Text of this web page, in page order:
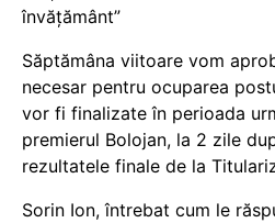
învățământ”
Săptămâna viitoare vom
necesar pentru ocuparea
vor fi finalizate în perioada
premierul Bolojan, la 2 zile
rezultatele finale de la
Sorin Ion, întrebat cum le